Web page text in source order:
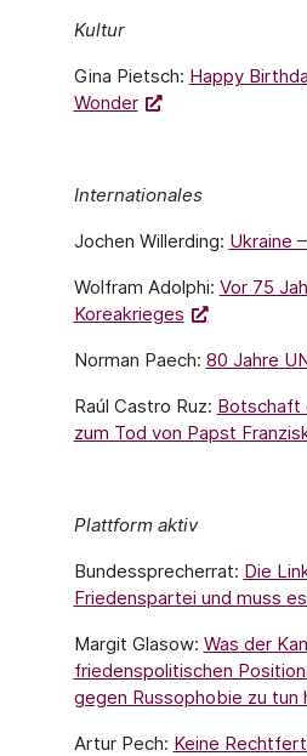
Kultur
Gina Pietsch: Happy
Wonder
Internationales
Jochen Willerding: Ukraine
Wolfram Adolphi: Vor 75
Koreakrieges
Norman Paech: 80 Jahre
Raúl Castro Ruz: Botschaft
zum Tod von Papst
Plattform aktiv
Bundessprecherrat: Die
Friedenspartei und muss
Margit Glasow: Was der
friedenspolitischen
gegen Russophobie zu tun
Artur Pech: Keine